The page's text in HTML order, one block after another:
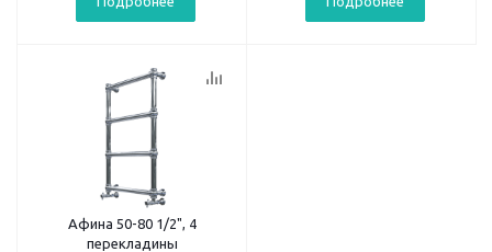
Афина 50-80 1/2", 4
перекладины